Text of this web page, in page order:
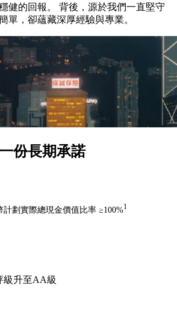
健的回報。 背後，源於我們一直堅守
，卻蘊藏深厚經驗與專業。
份長期承諾
計劃實際總現金價值比率 ≥100%1
級升至AA級